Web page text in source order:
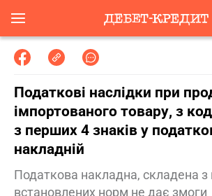
Податкові наслідки при
імпортованого товару, з
з перших 4 знаків у
накладній
Податкова накладна, складена
встановлених норм не дає змоги